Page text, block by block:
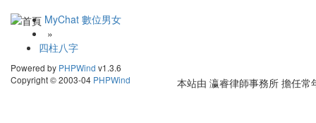
MyChat 數位男女
»
四柱八字
Powered by PHPWind v1.3.6
Copyright © 2003-04 PHPWind 本站由 瀛睿律師事務所 擔任常